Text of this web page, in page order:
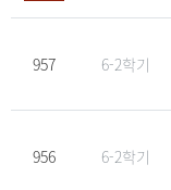
957 6-2학기
956 6-2학기